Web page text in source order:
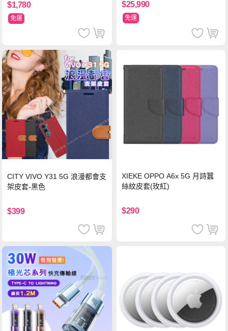
$1,780
免運
$25,990
免運
CITY VIVO Y31 5G 浪漫都會支
架皮套-黑色
$399
XIEKE OPPO A6x 5G 月詩蠶
絲紋皮套(玫紅)
$290